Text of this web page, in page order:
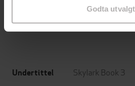
Godta
Undertittel Skylark Book 3